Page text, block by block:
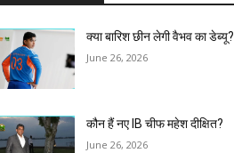
क्या बारिश छीन लेगी वैभव का डेब्यू?
June 26, 2026
कौन हैं नए IB चीफ महेश दीक्षित?
June 26, 2026